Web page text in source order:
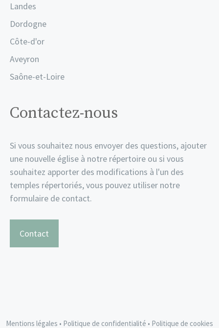
Landes
Dordogne
Côte-d'or
Aveyron
Saône-et-Loire
Contactez-nous
Si vous souhaitez nous envoyer des questions, ajouter
une nouvelle église à notre répertoire ou si vous
souhaitez apporter des modifications à l'un des
temples répertoriés, vous pouvez utiliser notre
formulaire de contact.
Contact
Mentions légales • Politique de confidentialité • Politique de cookies